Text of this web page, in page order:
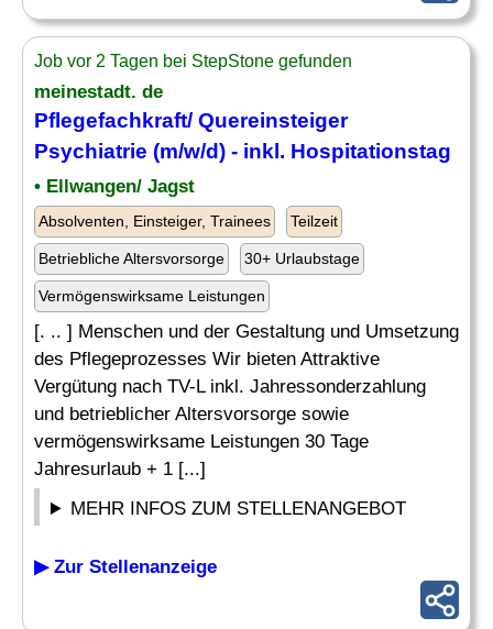
Job vor 2 Tagen bei StepStone gefunden
meinestadt. de
Pflegefachkraft/ Quereinsteiger
Psychiatrie (m/w/d) - inkl. Hospitationstag
• Ellwangen/ Jagst
Absolventen, Einsteiger, Trainees Teilzeit
Betriebliche Altersvorsorge 30+ Urlaubstage
Vermögenswirksame Leistungen
[. .. ] Menschen und der Gestaltung und Umsetzung
des Pflegeprozesses Wir bieten Attraktive
Vergütung nach TV-L inkl. Jahressonderzahlung
und betrieblicher Altersvorsorge sowie
vermögenswirksame Leistungen 30 Tage
Jahresurlaub + 1 [...]
MEHR INFOS ZUM STELLENANGEBOT
▶ Zur Stellenanzeige